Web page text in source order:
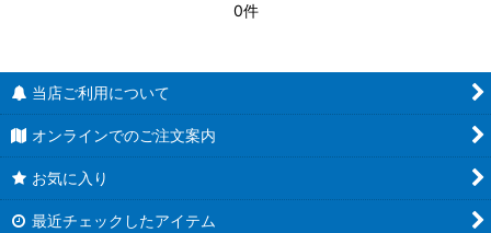
0件
当店ご利用について
オンラインでのご注文案内
お気に入り
最近チェックしたアイテム